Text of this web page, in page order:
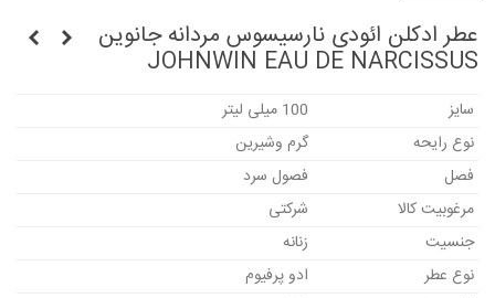
عطر ادکلن ائودی نارسیسوس مردانه جانوین
JOHNWIN EAU DE NARCISSUS
سایز
100 میلی لیتر
نوع رایحه
گرم وشیرین
فصل
فصول سرد
مرغوبیت کالا
شرکتی
جنسیت
زنانه
نوع عطر
ادو پرفیوم